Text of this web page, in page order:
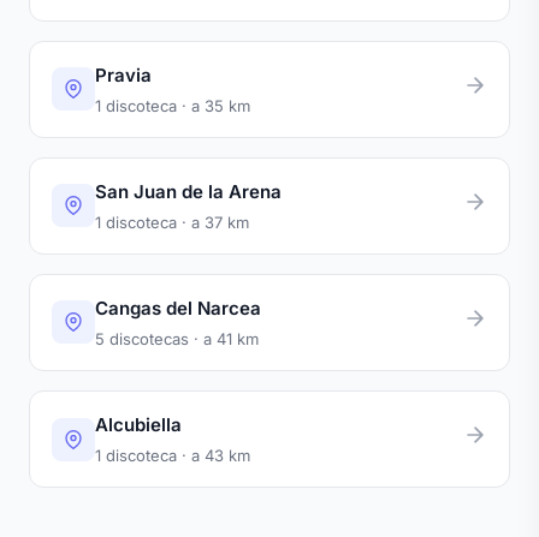
Pravia
1 discoteca · a 35 km
San Juan de la Arena
1 discoteca · a 37 km
Cangas del Narcea
5 discotecas · a 41 km
Alcubiella
1 discoteca · a 43 km